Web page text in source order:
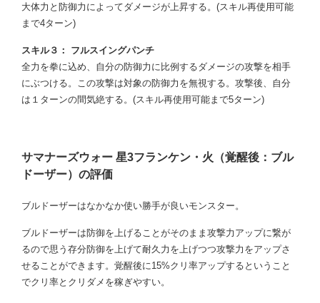
大体力と防御力によってダメージが上昇する。(スキル再使用可能
まで4ターン)
スキル３： フルスイングパンチ
全力を拳に込め、自分の防御力に比例するダメージの攻撃を相手
にぶつける。この攻撃は対象の防御力を無視する。攻撃後、自分
は１ターンの間気絶する。(スキル再使用可能まで5ターン)
サマナーズウォー 星3フランケン・火（覚醒後：ブル
ドーザー）の評価
ブルドーザーはなかなか使い勝手が良いモンスター。
ブルドーザーは防御を上げることがそのまま攻撃力アップに繋が
るので思う存分防御を上げて耐久力を上げつつ攻撃力をアップさ
せることができます。覚醒後に15%クリ率アップするということ
でクリ率とクリダメを稼ぎやすい。